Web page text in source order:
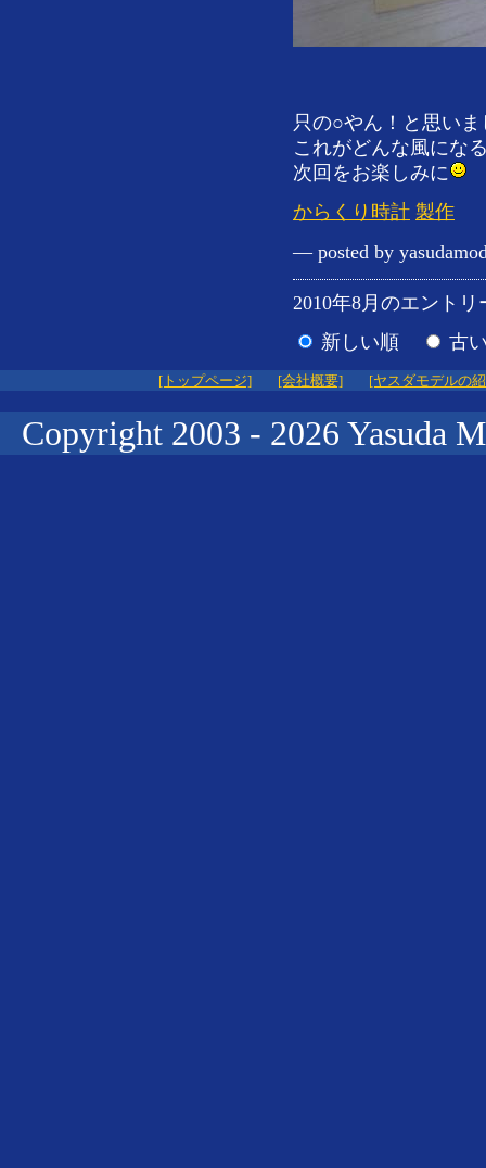
只の○やん！と思い
これがどんな風にな
次回をお楽しみに
からくり時計 製作
— posted by
2010年8月のエント
新しい順
古
[トップページ] [会社概要] [ヤスダモデルの
Copyright 2003 - 2026 Yasuda